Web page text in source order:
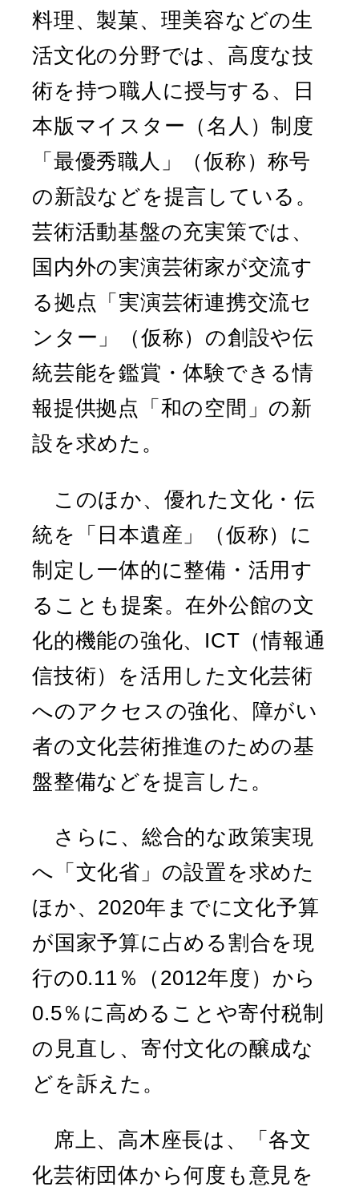
料理、製菓、理美容などの生
活文化の分野では、高度な技
術を持つ職人に授与する、日
本版マイスター（名人）制度
「最優秀職人」（仮称）称号
の新設などを提言している。
芸術活動基盤の充実策では、
国内外の実演芸術家が交流す
る拠点「実演芸術連携交流セ
ンター」（仮称）の創設や伝
統芸能を鑑賞・体験できる情
報提供拠点「和の空間」の新
設を求めた。
このほか、優れた文化・伝
統を「日本遺産」（仮称）に
制定し一体的に整備・活用す
ることも提案。在外公館の文
化的機能の強化、ICT（情報通
信技術）を活用した文化芸術
へのアクセスの強化、障がい
者の文化芸術推進のための基
盤整備などを提言した。
さらに、総合的な政策実現
へ「文化省」の設置を求めた
ほか、2020年までに文化予算
が国家予算に占める割合を現
行の0.11％（2012年度）から
0.5％に高めることや寄付税制
の見直し、寄付文化の醸成な
どを訴えた。
席上、高木座長は、「各文
化芸術団体から何度も意見を